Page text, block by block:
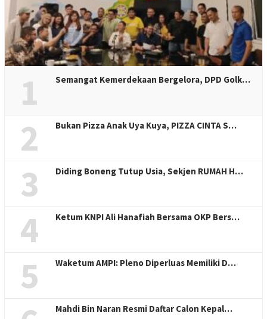
1 Semangat Kemerdekaan Bergelora, DPD Golk…
2 Bukan Pizza Anak Uya Kuya, PIZZA CINTA S…
3 Diding Boneng Tutup Usia, Sekjen RUMAH H…
4 Ketum KNPI Ali Hanafiah Bersama OKP Bers…
5 Waketum AMPI: Pleno Diperluas Memiliki D…
Mahdi Bin Naran Resmi Daftar Calon Kepal…